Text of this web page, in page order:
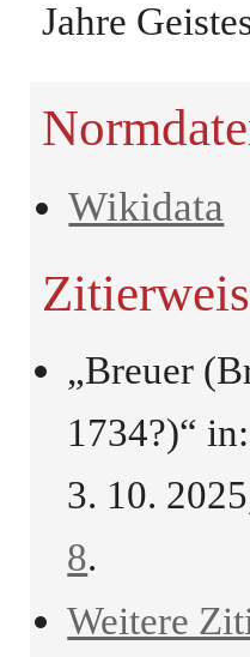
Jahre
Wikidata
„Breuer
1734?)“
3. 10.
8.
Weitere